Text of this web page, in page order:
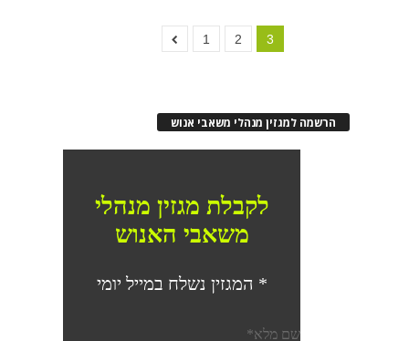
1 2 3
הרשמה למגזין מנהלי משאבי אנוש